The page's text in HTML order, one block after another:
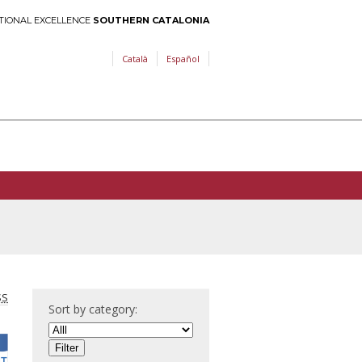
EXCELLENCE SOUTHERN CATALONIA
Català Español
Sort by category: